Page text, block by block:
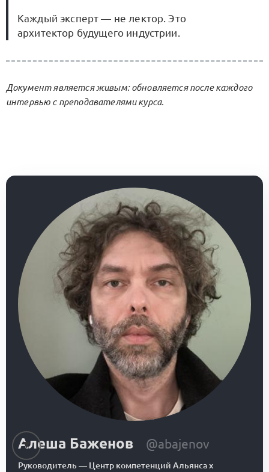
Каждый эксперт — не лектор. Это
архитектор будущего индустрии.
Документ является живым: обновляется после каждого
интервью с преподавателями курса.
Алеша Баженов @abajenov
Руководитель— Центр компетенций Альянса x